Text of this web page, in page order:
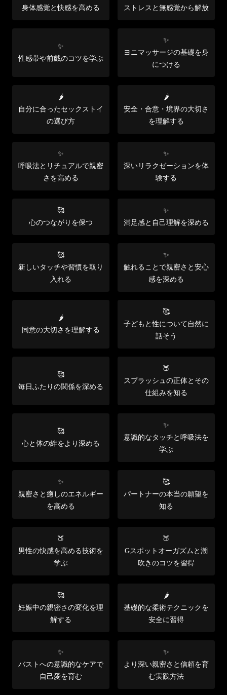
身体感覚と快感を高める ストレスと無感覚から解放
✨
性感帯や前戯のコツを学ぶ
✨
ヨニマッサージの基礎を身
につける
🌶️
自分に合ったセックストイ
の選び方
🌶️
安全・合意・境界の大切さ
を理解する
✨
呼吸法とリチュアルで親密
さを高める
✨
深いリラクゼーションを体
験する
🥰
心のつながりを保つ
✨
満足感と自己理解を深める
🥰
新しいタッチや習慣を取り
入れる
✨
触れることで親密さと安心
感を深める
🌶️
同意の大切さを理解する
🥰
子どもと性について自然に
話そう
🥰
毎日ふたりの関係を深める
🍑
スプラッシュの正体とその
仕組みを知る
🥰
心と体の絆をより深める
✨
意識的なタッチと呼吸法を
学ぶ
✨
親密さと癒しのエネルギー
を高める
🥰
パートナーの本当の願望を
知る
🍑
男性の快感を高める技術を
学ぶ
🍑
Gスポットオーガズムと潮
吹きのコツを習得
🥰
妊娠中の親密さの変化を理
解する
🌶️
基礎的な柔術テクニックを
安全に習得
✨
バストへの意識的なケアで
自己愛を育む
✨
より深い親密さと信頼を育
む実践方法